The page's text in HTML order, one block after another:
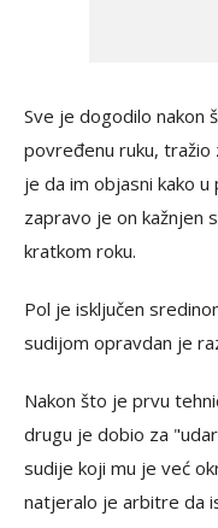
Sve je dogodilo nakon
povređenu ruku, tražio
je da im objasni kako
zapravo je on kažnjen
kratkom roku.
Pol je isključen
sudijom opravdan je
Nakon što je prvu
drugu je dobio za
sudije koji mu je već
natjeralo je arbitre da